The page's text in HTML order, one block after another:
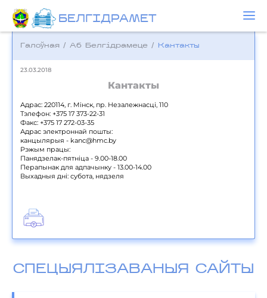
БЕЛГIДРAМЕТ
Галоўная / Аб Белгідрамеце / Кантакты
23.03.2018
Кантакты
Адрас: 220114, г. Мінск, пр. Незалежнасці, 110
Тэлефон: +375 17 373-22-31
Факс: +375 17 272-03-35
Адрас электроннай пошты:
канцылярыя - kanc@hmc.by
Рэжым працы:
Панядзелак-пятніца - 9.00-18.00
Перапынак для адпачынку - 13.00-14.00
Выхадныя дні: субота, нядзеля
СПЕЦЫЯЛІЗАВАНЫЯ САЙТЫ